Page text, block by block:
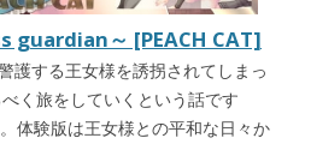
guardian～ [PEACH CAT]
護する王女様を誘拐されてしまっ
く旅をしていくという話です
。体験版は王女様との平和な日々か